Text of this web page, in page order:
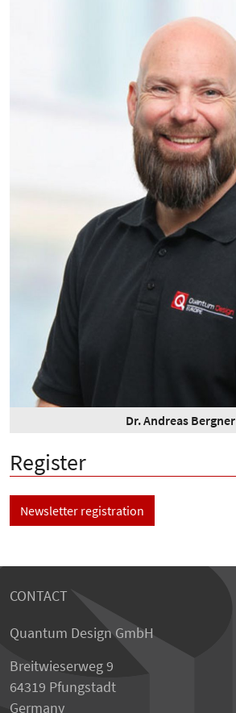
Dr. Andreas Bergner
Register
Newsletter registration
CONTACT
Quantum Design GmbH
Breitwieserweg 9
64319 Pfungstadt
Germany